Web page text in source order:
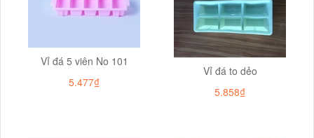
Vỉ đá 5 viên No 101
5.477₫
Vỉ đá to dẻo
5.858₫